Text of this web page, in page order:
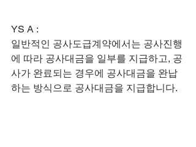
YS A :
일반적인 공사도급계약에서는 공사진행
에 따라 공사대금을 일부를 지급하고, 공
사가 완료되는 경우에 공사대금을 완납
하는 방식으로 공사대금을 지급합니다.